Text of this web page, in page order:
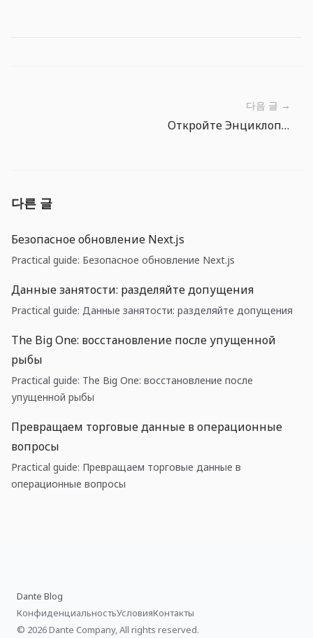
다음 글 →
Откройте Энциклопедия рыб и выберите следующий улов
다른 글
Безопасное обновление Next.js
Practical guide: Безопасное обновление Next.js
Данные занятости: разделяйте допущения
Practical guide: Данные занятости: разделяйте допущения
The Big One: восстановление после упущенной
рыбы
Practical guide: The Big One: восстановление после
упущенной рыбы
Превращаем торговые данные в операционные
вопросы
Practical guide: Превращаем торговые данные в
операционные вопросы
Dante Blog
КонфиденциальностьУсловияКонтакты
© 2026 Dante Company, All rights reserved.